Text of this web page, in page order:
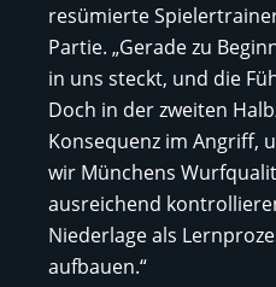
resümierte
Partie. „Gerade zu
in uns steckt, und die
Doch in der zweiten
Konsequenz im Angriff,
wir Münchens
ausreichend
Niederlage als
aufbauen.“